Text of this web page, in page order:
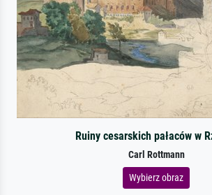
Ruiny cesarskich pałaców w
Carl Rottmann
Wybierz obraz